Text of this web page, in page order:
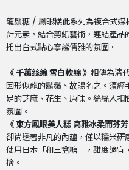
龍鬚糖 / 鳳眼糕此系列為複合式媒
計元素，結合剪紙藝術，連結產
托出台式點心寧謐儒雅的氛圍。
《 千萬絲線 雪白軟綿 》 相傳為清
因形似龍的鬍鬚、故賜名之。須
足的芝麻、花生、原味。絲絲入
氛圍。
《 東方鳳眼美人糕 高雅冰柔而芬芳
卻尚透著非凡的內蘊，僅以糯米
使用日本「和三盆糖」，甜度適
捨。